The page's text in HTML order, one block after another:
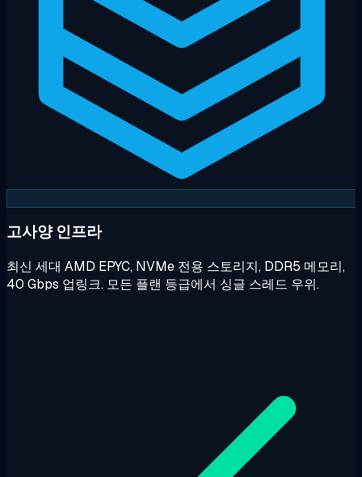
고사양 인프라
최신 세대 AMD EPYC, NVMe 전용 스토리지, DDR5 메모리,
40 Gbps 업링크. 모든 플랜 등급에서 싱글 스레드 우위.